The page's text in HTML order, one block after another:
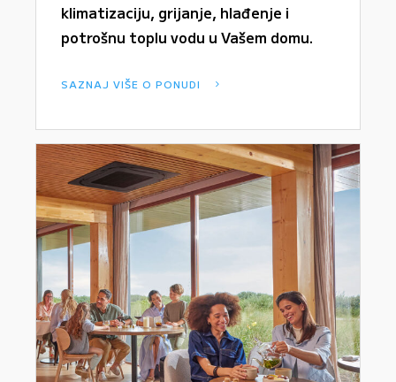
klimatizaciju, grijanje, hlađenje i
potrošnu toplu vodu u Vašem domu.
SAZNAJ VIŠE O PONUDI